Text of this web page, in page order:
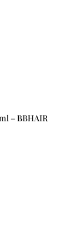
– BBHAIR